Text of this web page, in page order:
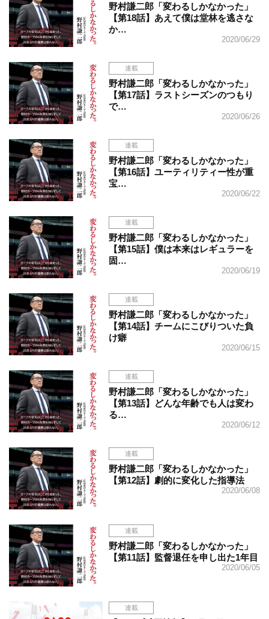
野村謙二郎「変わるしかなかった」
【第18話】あえて僕は堂林を逃さな
か…
2020/06/29
連載
野村謙二郎「変わるしかなかった」
【第17話】ラストシーズンのつもり
で…
2020/06/26
連載
野村謙二郎「変わるしかなかった」
【第16話】ユーティリティー性が重
宝…
2020/06/22
連載
野村謙二郎「変わるしかなかった」
【第15話】僕は本来はレギュラーを
固…
2020/06/19
連載
野村謙二郎「変わるしかなかった」
【第14話】チームにこびりついた負
け癖
2020/06/15
連載
野村謙二郎「変わるしかなかった」
【第13話】どんな年齢でも人は変わ
る…
2020/06/12
連載
野村謙二郎「変わるしかなかった」
【第12話】劇的に変化した指導法
2020/06/08
連載
野村謙二郎「変わるしかなかった」
【第11話】監督退任を申し出た1年目
2020/06/05
連載